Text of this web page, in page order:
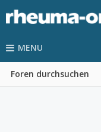
MENU
Foren durchsuchen